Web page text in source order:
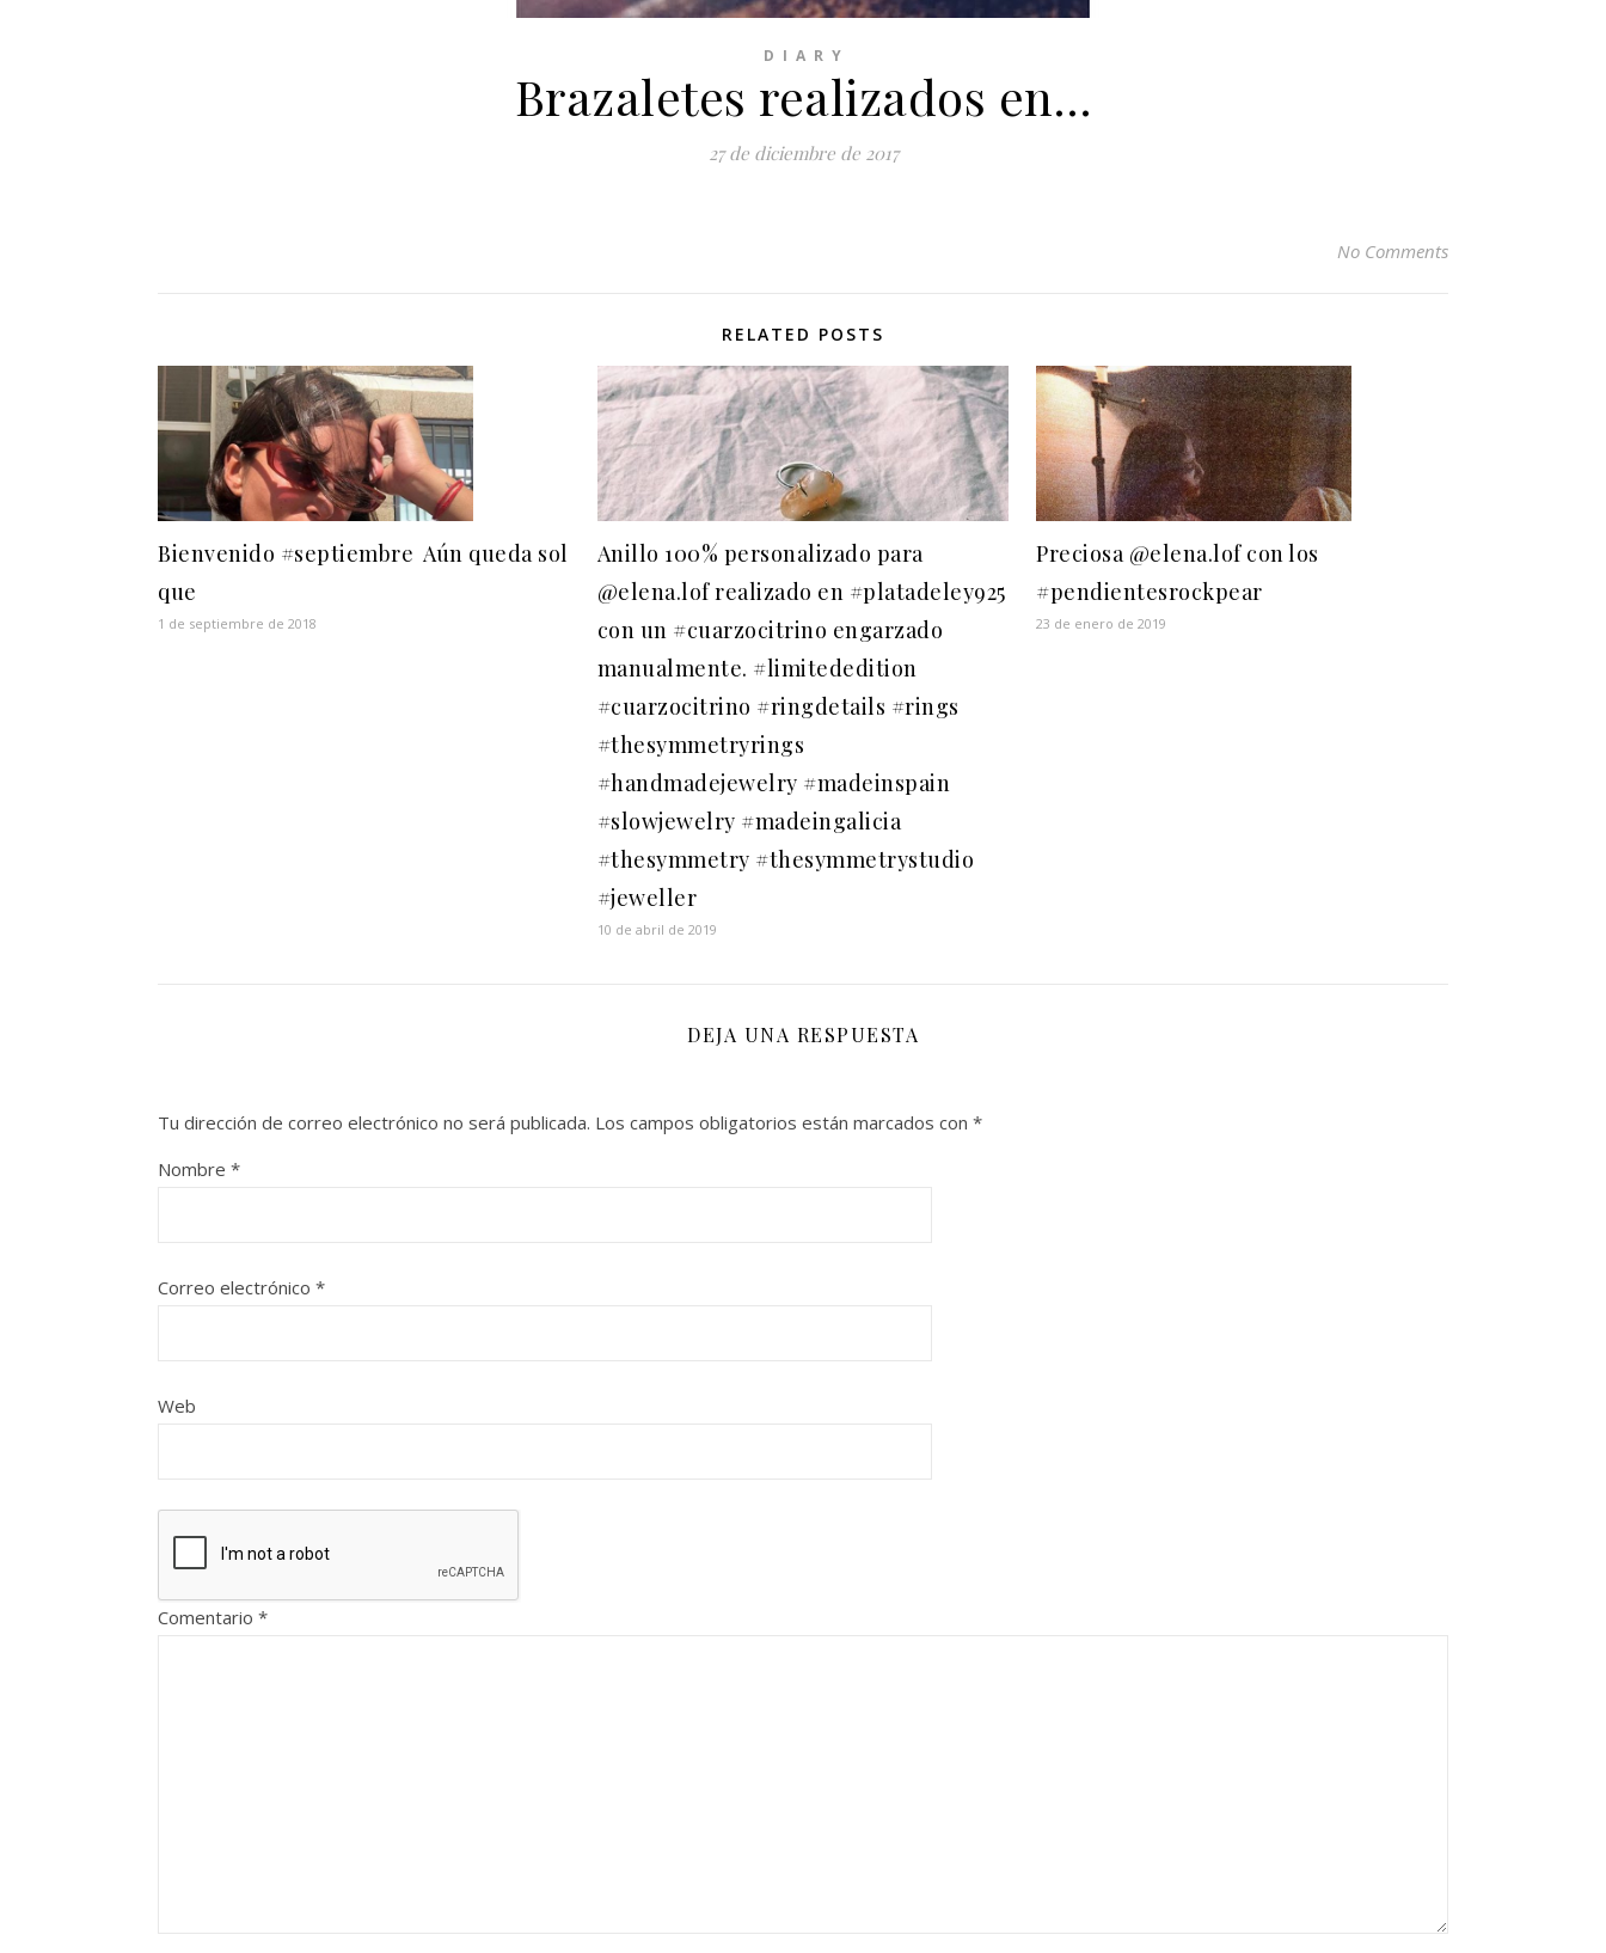
D I A R Y
Brazaletes realizados en…
27 de diciembre de 2017
No Comments
RELATED POSTS
Bienvenido #septiembre ️ Aún queda sol
que
1 de septiembre de 2018
Anillo 100% personalizado para
@elena.lof realizado en #platadeley925
con un #cuarzocitrino engarzado
manualmente. #limitededition
#cuarzocitrino #ringdetails #rings
#thesymmetryrings
#handmadejewelry #madeinspain
#slowjewelry #madeingalicia
#thesymmetry #thesymmetrystudio
#jeweller
10 de abril de 2019
Preciosa @elena.lof con los
#pendientesrockpear
23 de enero de 2019
DEJA UNA RESPUESTA
Tu dirección de correo electrónico no será publicada. Los campos obligatorios están marcados con *
Nombre *
Correo electrónico *
Web
Comentario *